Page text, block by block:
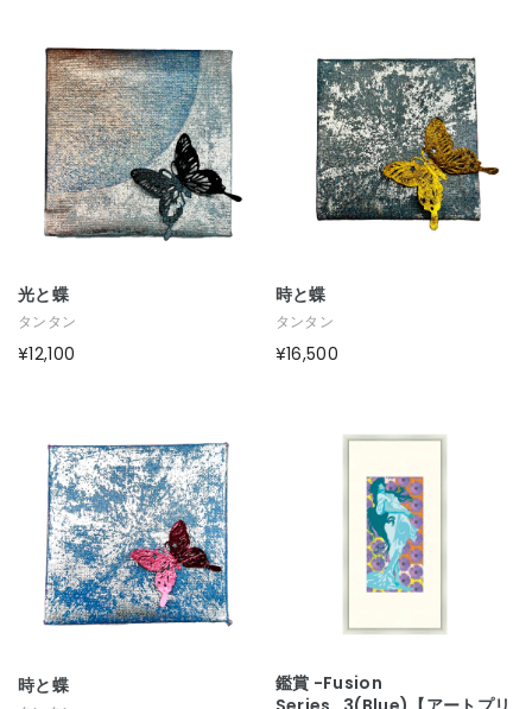
光と蝶
タンタン
¥12,100
時と蝶
タンタン
¥16,500
時と蝶
鑑賞 -fusion